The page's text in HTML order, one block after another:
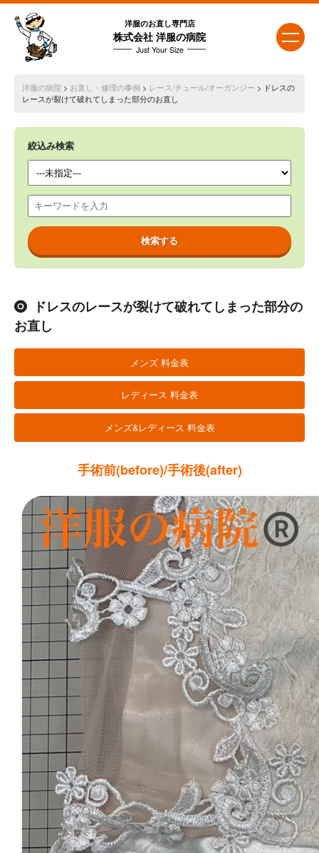
洋服のお直し専門店
株式会社 洋服の病院
Just Your Size
洋服の病院 > お直し・修理の事例 > レース/チュール/オーガンジー > ドレスの
レースが裂けて破れてしまった部分のお直し
絞込み検索
ドレスのレースが裂けて破れてしまった部分の
お直し
メンズ 料金表
レディース 料金表
メンズ&レディース 料金表
手術前(before)/手術後(after)